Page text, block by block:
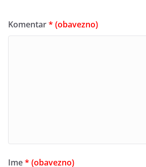
Komentar* (obavezno)
Ime* (obavezno)